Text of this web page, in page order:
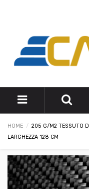
HOME
205 G/M2 TESSUTO
LARGHEZZA 128 CM